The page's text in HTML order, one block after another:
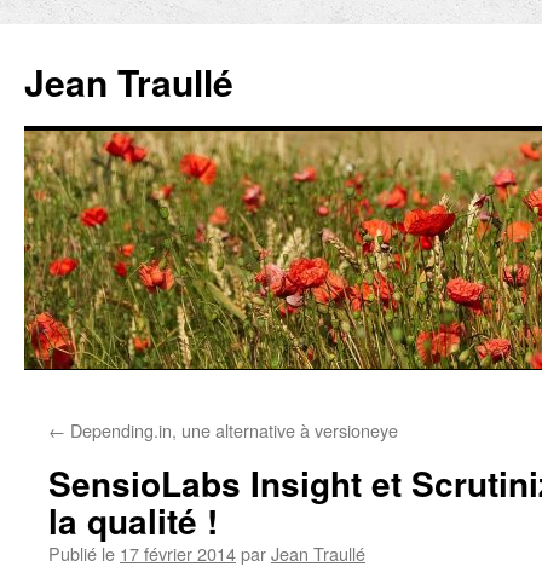
contenu
Jean Traullé
← Depending.in, une alternative à versioneye
SensioLabs Insight et
la qualité !
Publié le 17 février 2014parJean Traullé